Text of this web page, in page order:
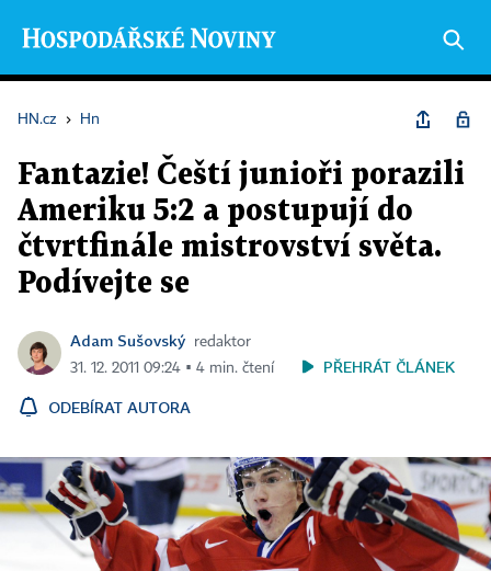
HN.cz › Hn
Fantazie! Čeští junioři porazili
Ameriku 5:2 a postupují do
čtvrtfinále mistrovství světa.
Podívejte se
Adam Sušovský
redaktor
31. 12. 2011 09:24 ▪ 4 min. čtení
PŘEHRÁT ČLÁNEK
ODEBÍRAT AUTORA